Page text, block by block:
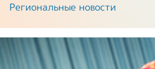
Региональные новости